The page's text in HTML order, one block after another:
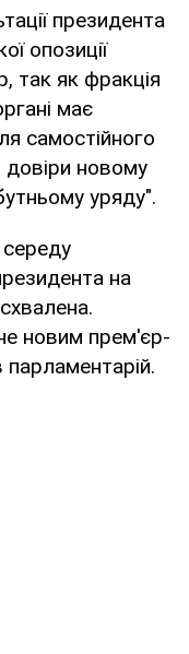
президента
опозиції
так як фракція
має
самостійного
новому
уряду".
на
схвалена.
новим прем'єр-